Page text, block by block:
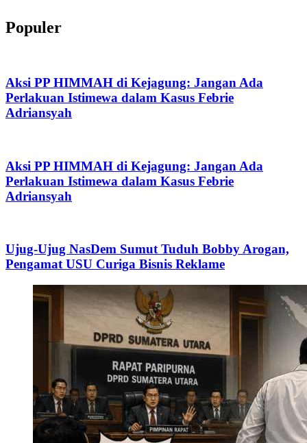
Populer
Aksi PP HIMMAH di Kejagung: Jangan Ada
Perlakuan Istimewa dalam Kasus Febrie
Adriansyah
Aksi PP HIMMAH di Kejagung: Jangan Ada
Perlakuan Istimewa dalam Kasus Febrie
Adriansyah
Ujug-Ujug NasDem Sumut Tuduh Bobby Arogan,
Pengamat USU Curiga Bisnis Reklame